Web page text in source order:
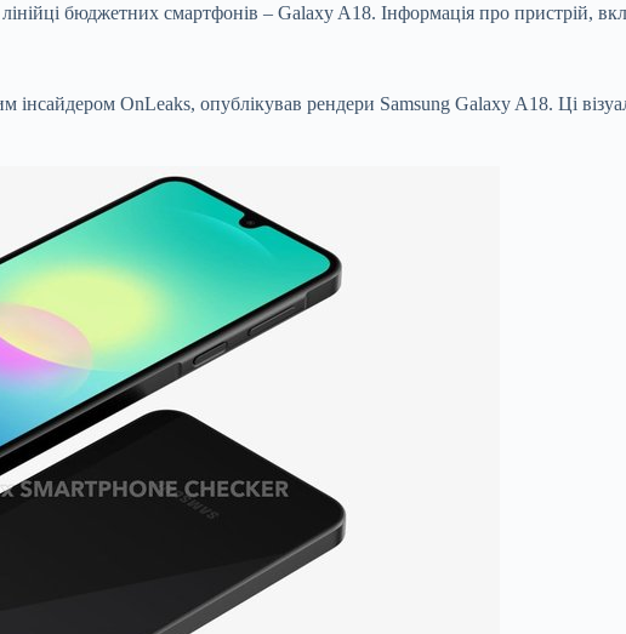
лінійці бюджетних смартфонів – Galaxy A18. Інформація про
інсайдером OnLeaks, опублікував рендери Samsung Galaxy A18. Ці